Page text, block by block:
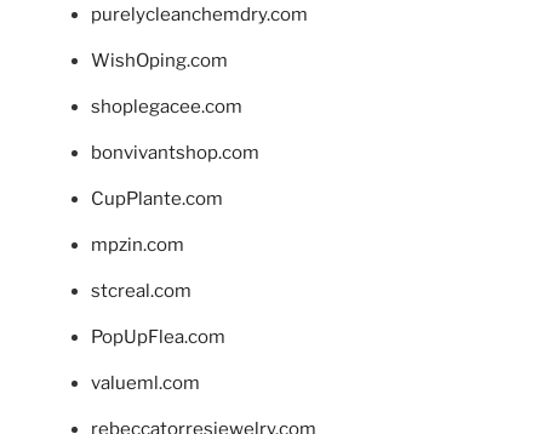
purelycleanchemdry.com
WishOping.com
shoplegacee.com
bonvivantshop.com
CupPlante.com
mpzin.com
stcreal.com
PopUpFlea.com
valueml.com
rebeccatorresjewelry.com